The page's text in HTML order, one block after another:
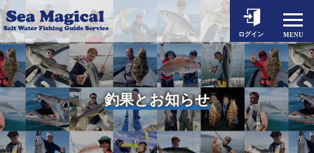
ログイン MENU
ホーム
釣果とお知らせ
出船予約
シーマジカルについて
対象魚とタックル
釣果とお知らせ